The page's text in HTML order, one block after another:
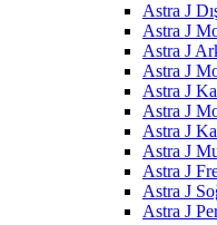
Astra J
Astra J
Astra J
Astra J
Astra J
Astra J
Astra J
Astra J
Astra J
Astra J
Astra J